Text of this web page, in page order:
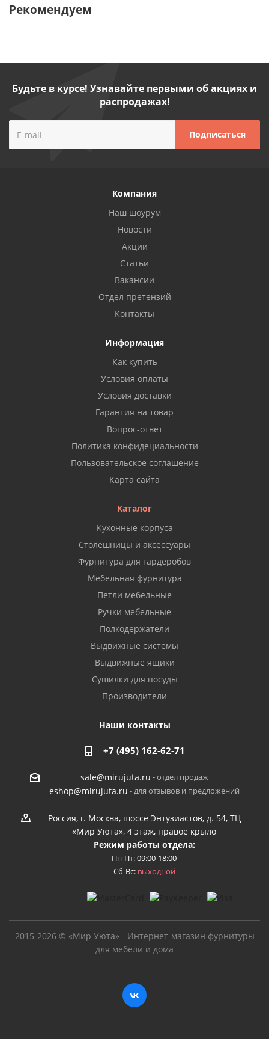
Рекомендуем
Будьте в курсе! Узнавайте первыми об акциях и
распродажах!
Компания
Наш шоурум
Новости
Акции
Статьи
Вакансии
Отдел претензий
Контакты
Информация
Как купить
Условия оплаты
Условия доставки
Гарантия на товар
Вопрос-ответ
Политика конфидециальности
Пользовательское соглашение
Карта сайта
Каталог
Кухонные корпуса
Столешницы и аксессуары
Фурнитура для гардеробов
Мебельная фурнитура
Петли мебельные
Ручки мебельные
Полкодержатели
Выдвижные системы
Выдвижные ящики
Сушилки для посуды
Производители
Наши контакты
+7 (495) 162-62-71
sale@mirujuta.ru - отдел продаж
eshop@mirujuta.ru - для отзывов и предложений
Россия, г. Москва, шоссе Энтузиастов, д. 54, ТЦ
«Мир Уюта», 4 этаж, правое крыло
Режим работы отдела:
Пн-Пт: 09:00-18:00
Сб-Вс: выходной
2015-2026 © «Мир Уюта» - Интернет-магазин фурнитуры
для мебели и дома